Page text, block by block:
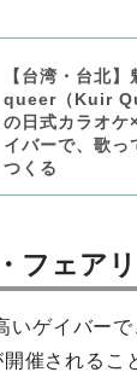
【台湾・台北】
queer（Kuir
の日式カラオケ
イバーで、歌っ
つくる
フェア
いゲイバーで
催されるこ